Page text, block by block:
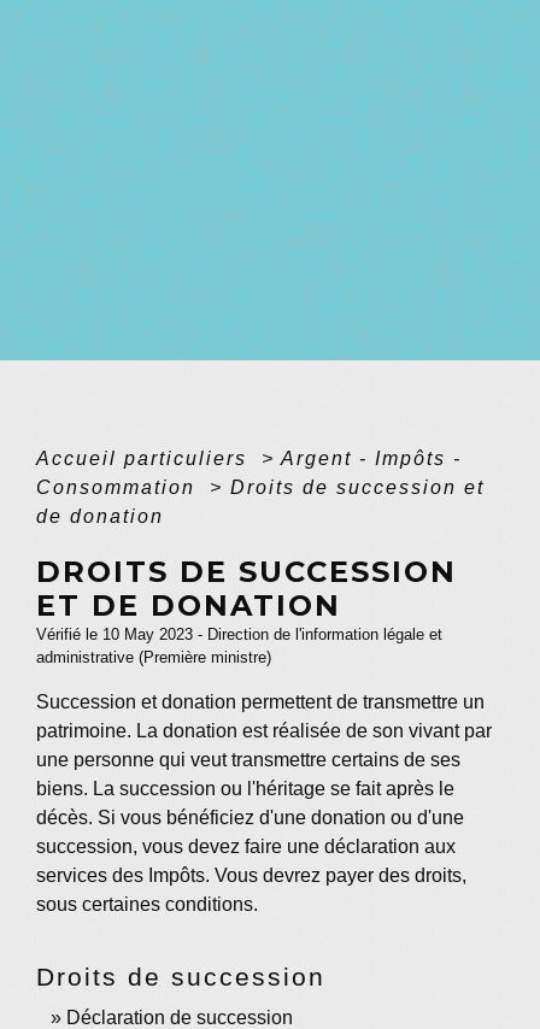
Accueil particuliers > Argent - Impôts -
Consommation
> Droits de succession et
de donation
DROITS DE SUCCESSION
ET DE DONATION
Vérifié le 10 May 2023 - Direction de l'information légale et
administrative (Première ministre)
Succession et donation permettent de transmettre un
patrimoine. La donation est réalisée de son vivant par
une personne qui veut transmettre certains de ses
biens. La succession ou l'héritage se fait après le
décès. Si vous bénéficiez d'une donation ou d'une
succession, vous devez faire une déclaration aux
services des Impôts. Vous devrez payer des droits,
sous certaines conditions.
Droits de succession
Déclaration de succession